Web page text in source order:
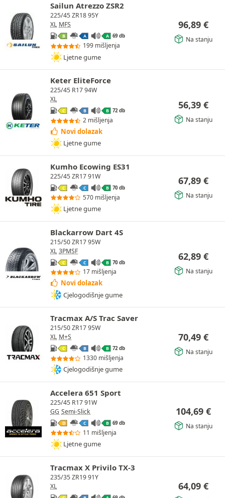
Sailun Atrezzo ZSR2
225/45 ZR18 95Y
XL MFS
B A A 69 db
199 mišljenja
Ljetne gume
96,89 €
Na stanju
Keter EliteForce
225/45 R17 94W
XL
C B B 72 db
2 mišljenja
Novi dolazak
Ljetne gume
56,39 €
Na stanju
Kumho Ecowing ES31
225/45 ZR17 91W
C C B 70 db
570 mišljenja
Ljetne gume
67,89 €
Na stanju
Blackarrow Dart 4S
215/50 ZR17 95W
XL 3PMSF
C C B 70 db
17 mišljenja
Novi dolazak
Cjelogodišnje gume
62,89 €
Na stanju
Tracmax A/S Trac Saver
215/50 ZR17 95W
XL M+S
C B B 72 db
1330 mišljenja
Cjelogodišnje gume
70,49 €
Na stanju
Accelera 651 Sport
225/45 R17 91W
GG Semi-Slick
D C B 69 db
11 mišljenja
Ljetne gume
104,69 €
Na stanju
Tracmax X Privilo TX-3
235/35 ZR19 91Y
XL
64,09 €